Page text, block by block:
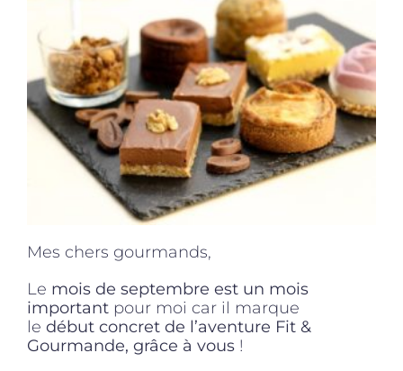
Produits sains
Click and collect
Accessoires
Offres
Mes chers gourmands,
Le mois de septembre est un mois
important pour moi car il marque
le début concret de l’aventure Fit &
Gourmande, grâce à vous !